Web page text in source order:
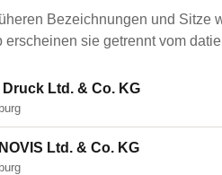
Bezeichnungen und Sitze
erscheinen sie getrennt vom
Druck Ltd. & Co. KG
Ltd. & Co. KG